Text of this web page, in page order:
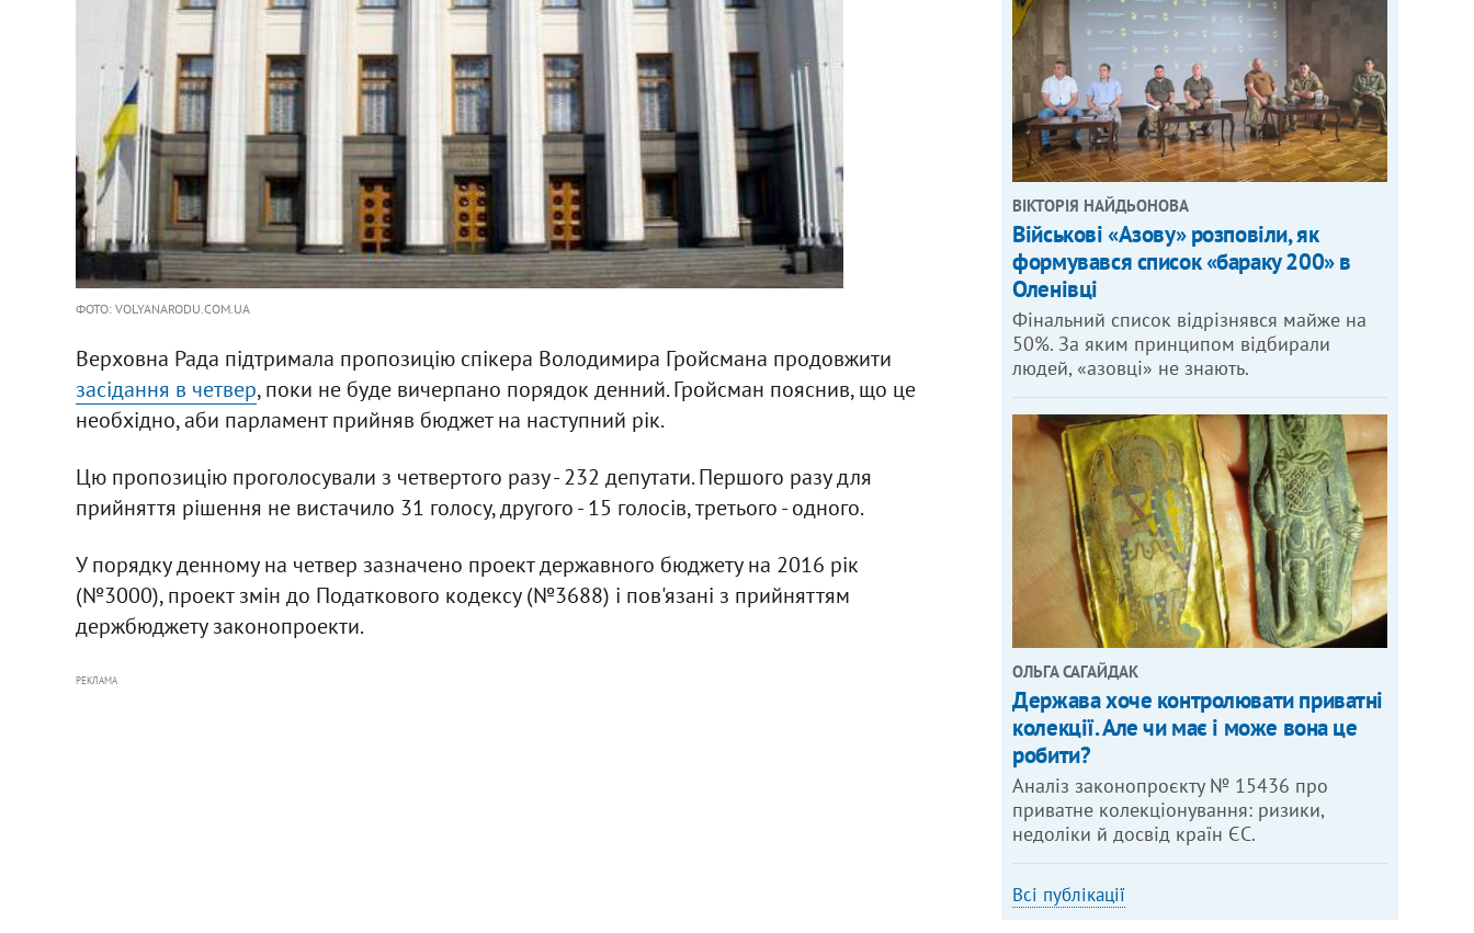
ФОТО: VOLYANARODU.COM.UA
Верховна Рада підтримала пропозицію спікера Володимира Гройсмана продовжити
засідання в четвер, поки не буде вичерпано порядок денний. Гройсман пояснив, що це
необхідно, аби парламент прийняв бюджет на наступний рік.
Цю пропозицію проголосували з четвертого разу - 232 депутати. Першого разу для
прийняття рішення не вистачило 31 голосу, другого - 15 голосів, третього - одного.
У порядку денному на четвер зазначено проект державного бюджету на 2016 рік
(№3000), проект змін до Податкового кодексу (№3688) і пов'язані з прийняттям
держбюджету законопроекти.
РЕКЛАМА
ВІКТОРІЯ НАЙДЬОНОВА
Військові «Азову» розповіли, як
формувався список «бараку 200» в
Оленівці
Фінальний список відрізнявся майже на
50%. За яким принципом відбирали
людей, «азовці» не знають.
ОЛЬГА САГАЙДАК
Держава хоче контролювати приватні
колекції. Але чи має і може вона це
робити?
Аналіз законопроєкту № 15436 про
приватне колекціонування: ризики,
недоліки й досвід країн ЄС.
Всі публікації